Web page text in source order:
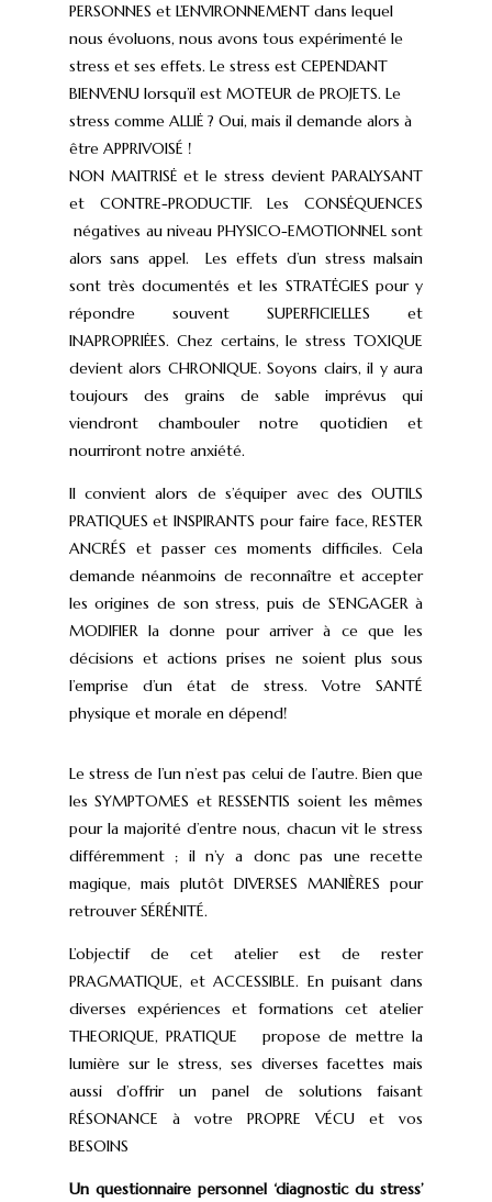
PERSONNES et L’ENVIRONNEMENT dans lequel
nous évoluons, nous avons tous expérimenté le
stress et ses effets. Le stress est CEPENDANT
BIENVENU lorsqu’il est MOTEUR de PROJETS. Le
stress comme ALLIĖ ? Oui, mais il demande alors à
être APPRIVOISÉ !
NON MAITRISĖ et le stress devient PARALYSANT
et CONTRE-PRODUCTIF. Les CONSĖQUENCES
négatives au niveau PHYSICO-EMOTIONNEL sont
alors sans appel. Les effets d’un stress malsain
sont très documentés et les STRATĖGIES pour y
répondre souvent SUPERFICIELLES et
INAPROPRIĖES. Chez certains, le stress TOXIQUE
devient alors CHRONIQUE. Soyons clairs, il y aura
toujours des grains de sable imprévus qui
viendront chambouler notre quotidien et
nourriront notre anxiété.
Il convient alors de s’équiper avec des OUTILS
PRATIQUES et INSPIRANTS pour faire face, RESTER
ANCRÉS et passer ces moments difficiles. Cela
demande néanmoins de reconnaître et accepter
les origines de son stress, puis de S’ENGAGER à
MODIFIER la donne pour arriver à ce que les
décisions et actions prises ne soient plus sous
l’emprise d’un état de stress. Votre SANTÉ
physique et morale en dépend!
Le stress de l’un n’est pas celui de l’autre. Bien que
les SYMPTOMES et RESSENTIS soient les mêmes
pour la majorité d’entre nous, chacun vit le stress
différemment ; il n’y a donc pas une recette
magique, mais plutôt DIVERSES MANIÈRES pour
retrouver SÉRÉNITÉ.
L’objectif de cet atelier est de rester
PRAGMATIQUE, et ACCESSIBLE. En puisant dans
diverses expériences et formations cet atelier
THEORIQUE, PRATIQUE propose de mettre la
lumière sur le stress, ses diverses facettes mais
aussi d’offrir un panel de solutions faisant
RÉSONANCE à votre PROPRE VÉCU et vos
BESOINS
Un questionnaire personnel ‘diagnostic du stress’